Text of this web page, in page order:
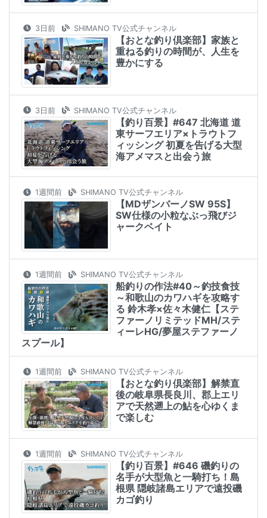
3日前 SHIMANO TV公式チャンネル
【おとな釣り倶楽部】家族と
重ねる釣りの時間が、人生を
豊かにする
3日前 SHIMANO TV公式チャンネル
【釣り百景】#647 北海道 道
東サーフエリア×トラウトフ
ィッシング 初夏を告げる大型
海アメマスと出会う旅
1週間前 SHIMANO TV公式チャンネル
【MDザンバーノSW 95S】
SW仕様の小粒なぶっ飛びジ
ャークベイト
1週間前 SHIMANO TV公式チャンネル
船釣りの作法#40～釣技食技
～和歌山のカワハギを攻略す
る 鈴木孝×佐々木健仁【ステ
ファーノリミテッドMH/ステ
ィーレHG/夢屋ステファーノ
スプール】
1週間前 SHIMANO TV公式チャンネル
【おとな釣り倶楽部】解禁直
後の岐阜県長良川、郡上エリ
アで天然遡上の鮎を心ゆくま
で楽しむ
1週間前 SHIMANO TV公式チャンネル
【釣り百景】#646 磯釣りの
名手が大型魚と一騎打ち！島
根県 隠岐諸島エリアで遠投磯
カゴ釣り